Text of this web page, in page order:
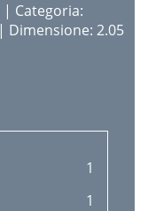
| Categoria:
| Dimensione: 2.05
1
1